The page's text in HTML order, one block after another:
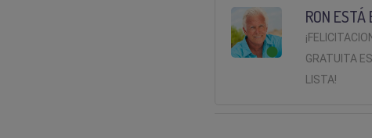
RON ESTÁ
GRATUITA
LISTA!